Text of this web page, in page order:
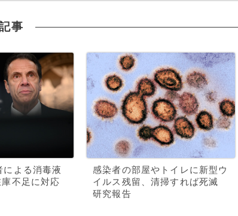
事
よる消毒液
不足に対応
感染者の部屋やトイレに新型ウ
イルス残留、清掃すれば死滅
研究報告